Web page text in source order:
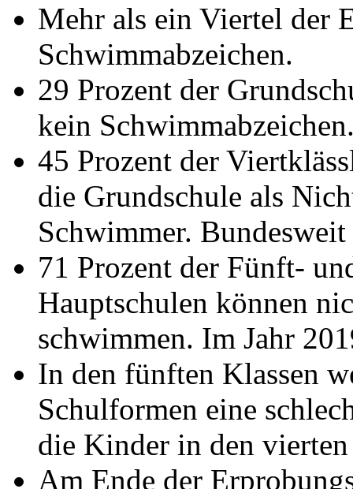
Mehr als ein Viertel der
Schwimmabzeichen.
29 Prozent der
kein
45 Prozent der
die Grundschule als
Schwimmer.
71 Prozent der Fünft-
Hauptschulen können
schwimmen. Im Jahr
In den fünften Klassen
Schulformen eine
die Kinder in den
Am Ende der